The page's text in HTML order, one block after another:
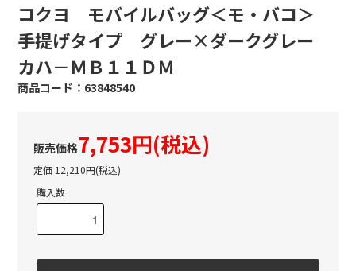
コクヨ モバイルバッグ＜モ・バコ＞
手提げタイプ グレー×ダークグレー
カハ－ＭＢ１１ＤＭ
63848540
7,753円(税込)
定価 12,210円(税込)
購入数